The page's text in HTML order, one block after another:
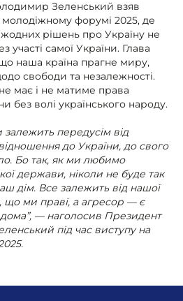
Зеленський взяв
молодіжному форумі 2025, де
рішень про Україну не
участі самої України. Глава
наша країна прагне миру,
свободи та незалежності.
має і не матиме права
без волі українського народу.
залежить передусім від
до України, до свого
Бо так, як ми любимо
держави, ніколи не буде так
дім. Все залежить від нашої
що ми праві, а агресор — є
— наголосив Президент
під час виступу на